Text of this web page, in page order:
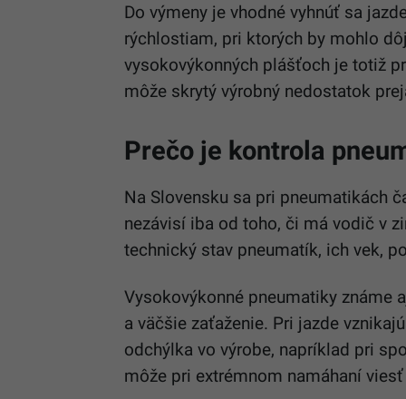
Do výmeny je vhodné vyhnúť sa
rýchlostiam, pri ktorých by mohlo
vysokovýkonných plášťoch je totiž
môže skrytý výrobný nedostatok
Prečo je kontrola
Na Slovensku sa pri pneumatikách
nezávisí iba od toho, či má vodič v
technický stav pneumatík, ich vek,
Vysokovýkonné pneumatiky známe
a väčšie zaťaženie. Pri jazde
odchýlka vo výrobe, napríklad pri
môže pri extrémnom namáhaní